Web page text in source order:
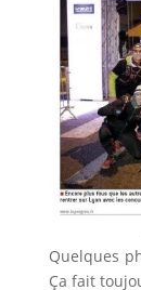
Quelques
Ça fait